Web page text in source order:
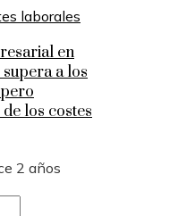
en
a los
los costes
2 años